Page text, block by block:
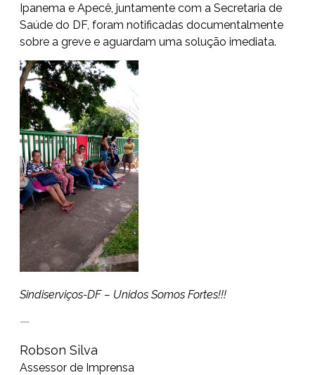
Ipanema e Apecê, juntamente com a Secretaria de
Saúde do DF, foram notificadas documentalmente
sobre a greve e aguardam uma solução imediata.
Sindiserviços-DF – Unidos Somos Fortes!!!
—
Robson Silva
Assessor de Imprensa